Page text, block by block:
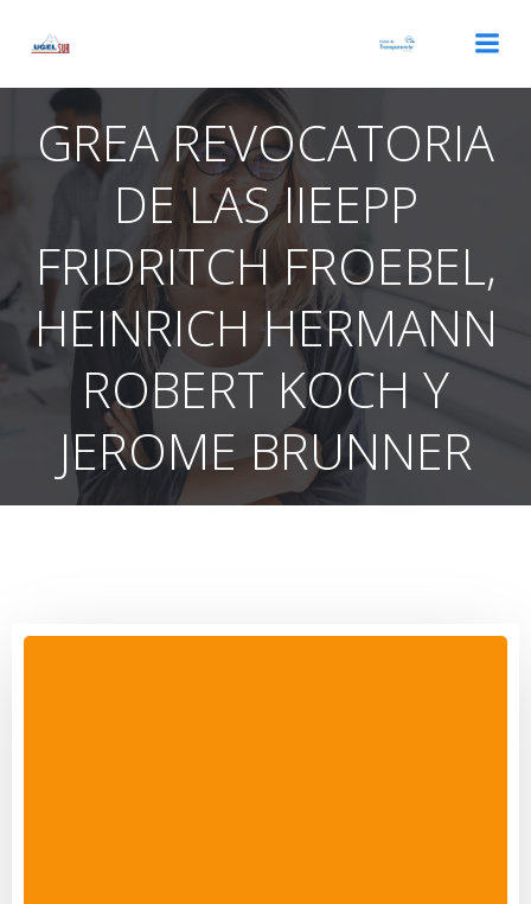
GREA REVOCATORIA
DE LAS IIEEPP
FRIDRITCH FROEBEL,
HEINRICH HERMANN
ROBERT KOCH Y
JEROME BRUNNER